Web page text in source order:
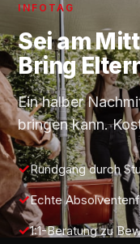
INFOTAG
Sei am
Bring
Ein halber
bringen kann.
Rundgang durch
Echte
1:1-Beratung zu